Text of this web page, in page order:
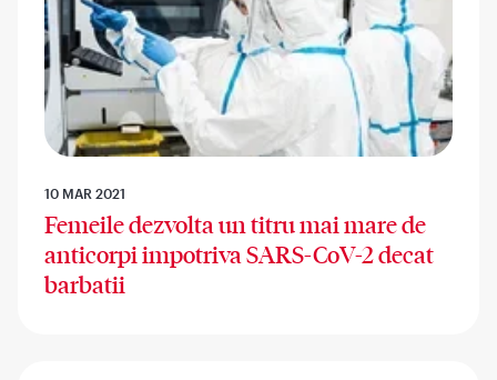
10 MAR 2021
Femeile dezvolta un titru mai mare de
anticorpi impotriva SARS-CoV-2 decat
barbatii